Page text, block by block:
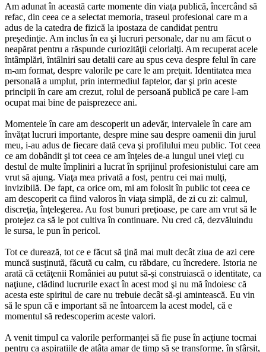
Am adunat în această carte momente din viaţa publică, încercând să
refac, din ceea ce a selectat memoria, traseul profesional care m a
adus de la catedra de fizică la ipostaza de candidat pentru
preşedinţie. Am inclus în ea şi lucruri personale, dar nu am făcut o
neapărat pentru a răspunde curiozităţii celorlalţi. Am recuperat acele
întâmplări, întâlniri sau detalii care au spus ceva despre felul în care
m-am format, despre valorile pe care le am preţuit. Identitatea mea
personală a umplut, prin intermediul faptelor, dar şi prin aceste
principii în care am crezut, rolul de persoană publică pe care l-am
ocupat mai bine de paisprezece ani.
Momentele în care am descoperit un adevăr, intervalele în care am
învăţat lucruri importante, despre mine sau despre oamenii din jurul
meu, i-au adus de fiecare dată ceva şi profilului meu public. Tot ceea
ce am dobândit şi tot ceea ce am înţeles de-a lungul unei vieţi cu
destul de multe împliniri a lucrat în sprijinul profesionistului care am
vrut să ajung. Viaţa mea privată a fost, pentru cei mai mulţi,
invizibilă. De fapt, ca orice om, mi am folosit în public tot ceea ce
am descoperit ca fiind valoros în viaţa simplă, de zi cu zi: calmul,
discreţia, înţelegerea. Au fost bunuri preţioase, pe care am vrut să le
protejez ca să le pot cultiva în continuare. Nu cred că, dezvăluindu
le sursa, le pun în pericol.
Tot ce durează, tot ce e făcut să ţină mai mult decât ziua de azi cere
muncă susţinută, făcută cu calm, cu răbdare, cu încredere. Istoria ne
arată că cetăţenii României au putut să-şi construiască o identitate, ca
naţiune, clădind lucrurile exact în acest mod şi nu mă îndoiesc că
acesta este spiritul de care nu trebuie decât să-şi amintească. Eu vin
să le spun că e important să ne întoarcem la acest model, că e
momentul să redescoperim aceste valori.
A venit timpul ca valorile performanței să fie puse în acțiune tocmai
pentru ca aspirațiile de atâta amar de timp să se transforme, în sfârșit,